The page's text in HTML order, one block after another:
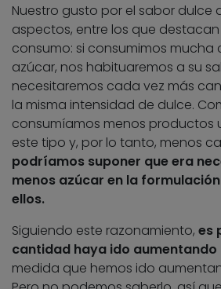
Nuestro gusto por el sabor dulce
aspectos, entre los que
consumo: si consumimos
azúcar, nos habituaremos a su
necesitaremos cada vez más
la misma intensidad de dulce.
consumíamos menos productos
este tipo y, por lo tanto, menos
podríamos suponer que era
menos azúcar en la
ellos.
Siguiendo este razonamiento, es
cantidad haya ido aumentando
medida que hemos ido